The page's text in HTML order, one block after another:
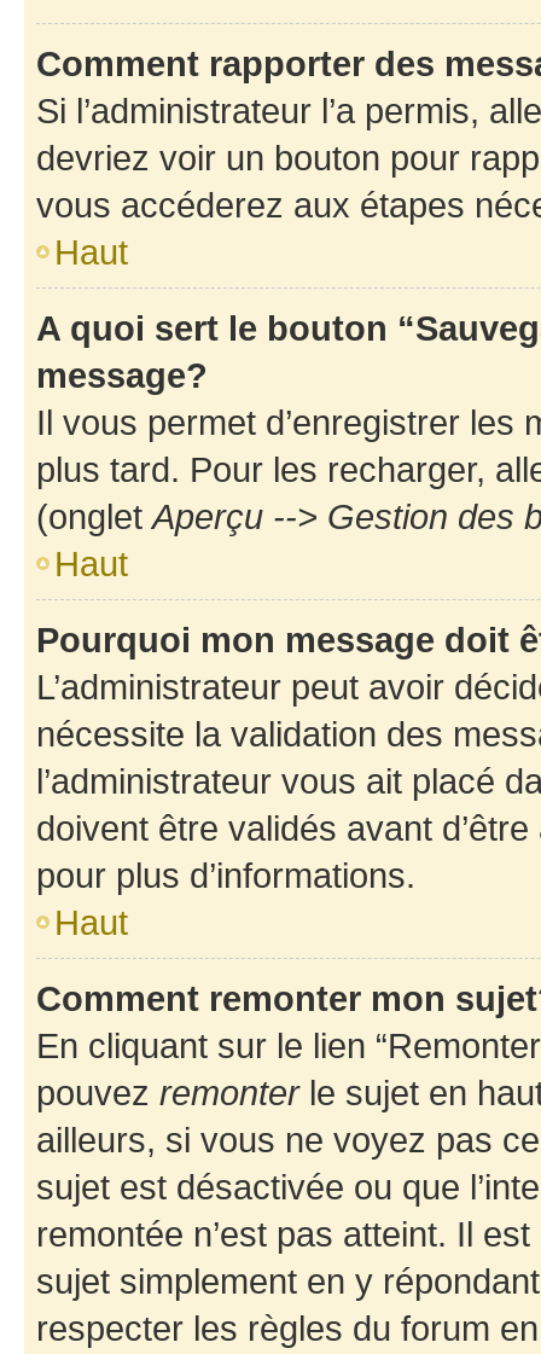
Comment rapporter des
Si l’administrateur l’a permis,
devriez voir un bouton pour
vous accéderez aux étapes
Haut
A quoi sert le bouton
message?
Il vous permet d’enregistrer
plus tard. Pour les recharger,
(ongletAperçu --> Gestion des
Haut
Pourquoi mon message doit
L’administrateur peut avoir
nécessite la validation des
l’administrateur vous ait placé
doivent être validés avant
pour plus d’informations.
Haut
Comment remonter mon
En cliquant sur le lien
pouvez remonterle sujet en
ailleurs, si vous ne voyez pas
sujet est désactivée ou que
remontée n’est pas atteint. Il
sujet simplement en y
respecter les règles du forum